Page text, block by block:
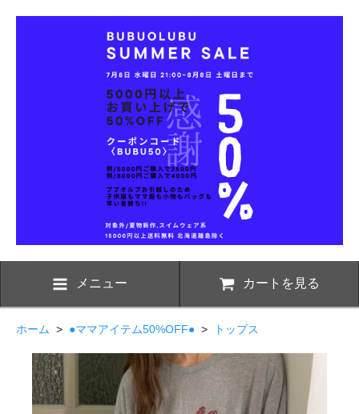
メニュー カートを見る
ホーム > ●ママアイテム50%OFF● > トップス